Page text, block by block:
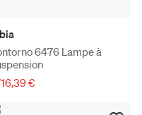
6476 Lampe à
€